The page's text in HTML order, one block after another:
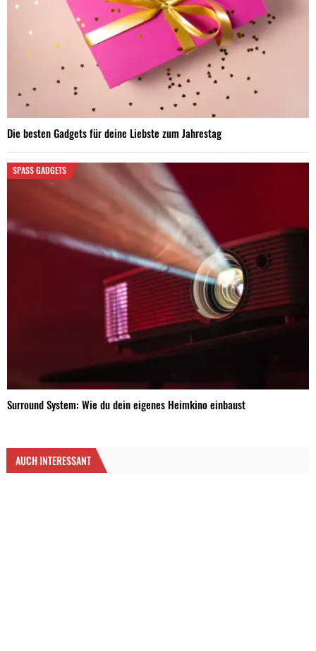
Die besten Gadgets für deine Liebste zum Jahrestag
SPASS GADGETS
Surround System: Wie du dein eigenes Heimkino einbaust
AUCH INTERESSANT